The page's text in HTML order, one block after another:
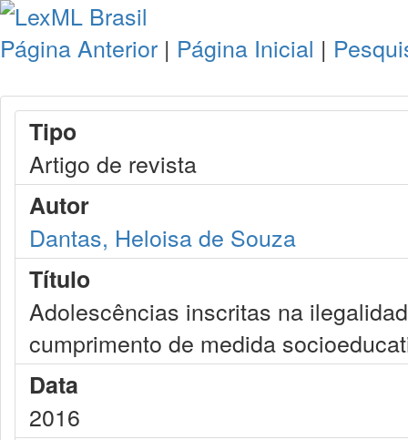
Página Anterior | Página Inicial |
Tipo
Artigo de revista
Autor
Dantas, Heloisa de Souza
Título
Adolescências inscritas na
cumprimento de medida
Data
2016